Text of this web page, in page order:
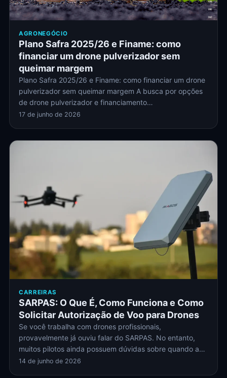
AGRONEGÓCIO
Plano Safra 2025/26 e Finame: como
financiar um drone pulverizador sem
queimar margem
Plano Safra 2025/26 e Finame: como financiar um drone
pulverizador sem queimar margem A busca por opções
de drone pulverizador e financiamento…
17 de junho de 2026
CARREIRAS
SARPAS: O Que É, Como Funciona e Como
Solicitar Autorização de Voo para Drones
Se você trabalha com drones profissionais,
provavelmente já ouviu falar do SARPAS. No entanto,
muitos pilotos ainda possuem dúvidas sobre quando a…
14 de junho de 2026